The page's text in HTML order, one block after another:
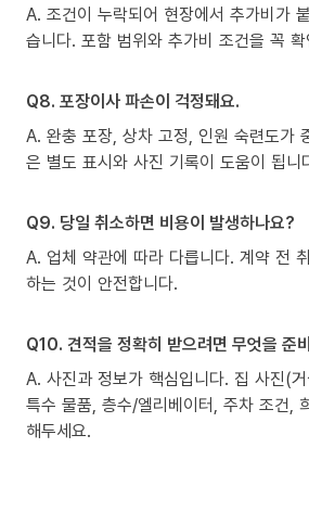
A. 조건이 누락되어 현장에서 추가비가
습니다. 포함 범위와 추가비 조건을 꼭 확
Q8. 포장이사 파손이 걱정돼요.
A. 완충 포장, 상차 고정, 인원 숙련도가
은 별도 표시와 사진 기록이 도움이 됩니
Q9. 당일 취소하면 비용이 발생하나요?
A. 업체 약관에 따라 다릅니다. 계약 전
하는 것이 안전합니다.
Q10. 견적을 정확히 받으려면 무엇을 준
A. 사진과 정보가 핵심입니다. 집 사진(
특수 물품, 층수/엘리베이터, 주차 조건,
해두세요.